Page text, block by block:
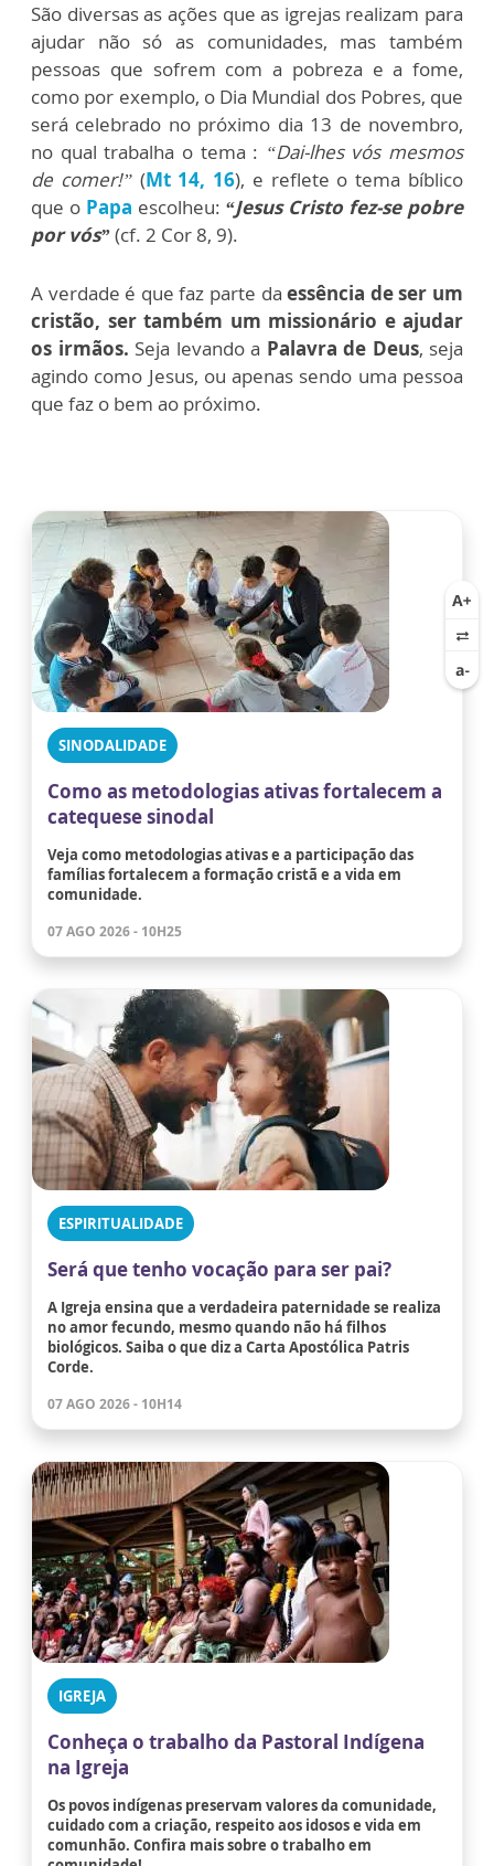
São diversas as ações que as igrejas realizam para
ajudar não só as comunidades, mas também
pessoas que sofrem com a pobreza e a fome,
como por exemplo, o Dia Mundial dos Pobres, que
será celebrado no próximo dia 13 de novembro,
no qual trabalha o tema : “Dai-lhes vós mesmos
de comer!”(Mt 14, 16), e reflete o tema bíblico
que o Papa escolheu: “Jesus Cristo fez-se pobre
por vós”(cf. 2 Cor 8, 9).
A verdade é que faz parte daessência de ser um
cristão, ser também um missionário e ajudar
os irmãos. Seja levando a Palavra de Deus, seja
agindo como Jesus, ou apenas sendo uma pessoa
que faz o bem ao próximo.
SINODALIDADE
Como as metodologias ativas fortalecem a
catequese sinodal
Veja como metodologias ativas e a participação das
famílias fortalecem a formação cristã e a vida em
comunidade.
07 AGO 2026 - 10H25
ESPIRITUALIDADE
Será que tenho vocação para ser pai?
A Igreja ensina que a verdadeira paternidade se realiza
no amor fecundo, mesmo quando não há filhos
biológicos. Saiba o que diz a Carta Apostólica Patris
Corde.
07 AGO 2026 - 10H14
IGREJA
Conheça o trabalho da Pastoral Indígena
na Igreja
Os povos indígenas preservam valores da comunidade,
cuidado com a criação, respeito aos idosos e vida em
comunhão. Confira mais sobre o trabalho em